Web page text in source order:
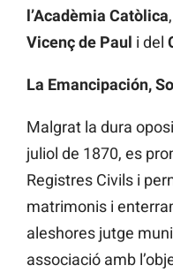
l’Acadèmia Catòlica
Vicenç de Paul i del
La Emancipación,
Malgrat la dura
juliol de 1870, es
Registres Civils i
matrimonis i
aleshores jutge
associació amb